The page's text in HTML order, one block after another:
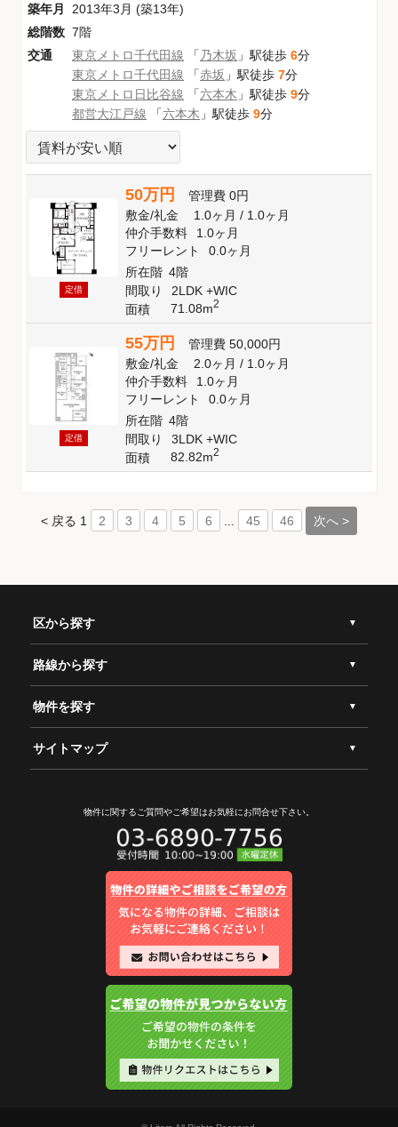
築年月
2013年3月 (築13年)
総階数 7階
交通
東京メトロ千代田線 「乃木坂 」駅徒歩 6分
東京メトロ千代田線 「赤坂 」駅徒歩 7分
東京メトロ日比谷線 「六本木 」駅徒歩 9分
都営大江戸線 「六本木 」駅徒歩 9分
定借
50万円 管理費 0円
敷金/礼金 1.0ヶ月/ 1.0ヶ月
仲介手数料
1.0ヶ月
フリーレント
0.0ヶ月
所在階 4階
間取り
2LDK +WIC
面積
71.08m2
定借
55万円 管理費 50,000円
敷金/礼金 2.0ヶ月/ 1.0ヶ月
仲介手数料
1.0ヶ月
フリーレント
0.0ヶ月
所在階 4階
間取り
3LDK +WIC
面積
82.82m2
< 戻る 1 2 3 4 5 6 45 46 次へ >
区から探す
路線から探す
物件を探す
サイトマップ
物件に関するご質問やご希望はお気軽にお問合せ下さい。